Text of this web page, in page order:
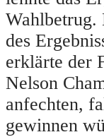
Wahlbetrug.
des
erklärte der
Nelson
anfechten,
gewinnen